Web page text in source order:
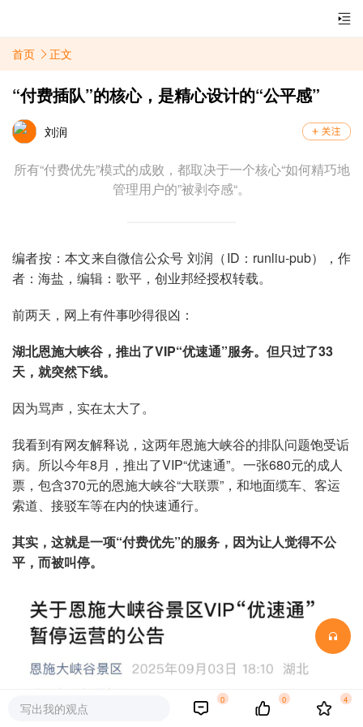
首页 正文
“付费插队”的核心，是精心设计的“公平感”
刘润
所有“付费优先”模式的成败，都取决于一个核心“如何精巧地
管理用户的”被剥夺感“。
编者按：本文来自微信公众号 刘润（ID：runliu-pub），作
者：海盐，编辑：歌平，创业邦经授权转载。
前两天，网上有件事吵得很凶：
湖北恩施大峡谷，推出了VIP“优速通”服务。但只过了33
天，就突然下线。
因为骂声，实在太大了。
我看到有网友解释说，这两年恩施大峡谷的排队问题饱受诟
病。所以今年8月，推出了VIP“优速通”。一张680元的成人
票，包含370元的恩施大峡谷“大联票”，和地面缆车、客运
索道、接驳车等在内的快速通行。
其实，这就是一项“付费优先”的服务，因为让人觉得不公
平，而被叫停。
写出我的观点
0 0 4